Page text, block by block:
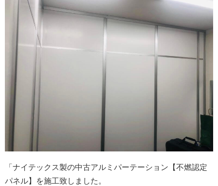
「ナイテックス製の中古アルミパーテーション【不燃認定
パネル】を施工致しました。